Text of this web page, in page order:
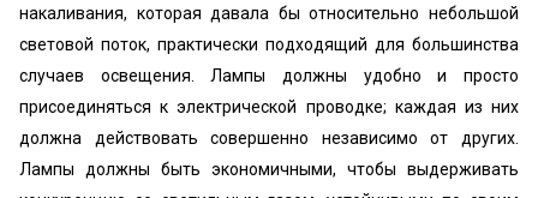
накаливания, которая давала бы относительно небольшой
световой поток, практически подходящий для большинства
случаев освещения. Лампы должны удобно и просто
присоединяться к электрической проводке; каждая из них
должна действовать совершенно независимо от других.
Лампы должны быть экономичными, чтобы выдерживать